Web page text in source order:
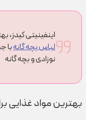
اینفینیتی کیدز،
لباس بچه گانهبا
نوزادی و بچه گانه
بهترین مواد غذایی